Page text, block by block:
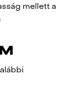
mellett a